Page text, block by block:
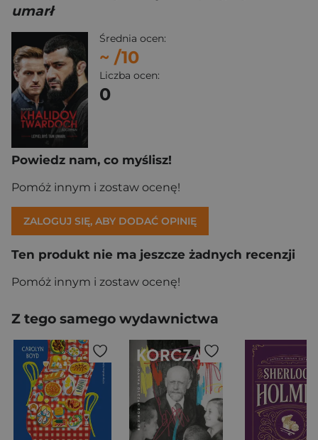
umarł
Średnia ocen:
~ /10
Liczba ocen:
0
Powiedz nam, co myślisz!
Pomóż innym i zostaw ocenę!
ZALOGUJ SIĘ, ABY DODAĆ OPINIĘ
Ten produkt nie ma jeszcze żadnych recenzji
Pomóż innym i zostaw ocenę!
Z tego samego wydawnictwa